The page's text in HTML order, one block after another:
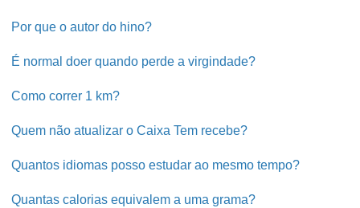
Por que o autor do hino?
É normal doer quando perde a virgindade?
Como correr 1 km?
Quem não atualizar o Caixa Tem recebe?
Quantos idiomas posso estudar ao mesmo tempo?
Quantas calorias equivalem a uma grama?